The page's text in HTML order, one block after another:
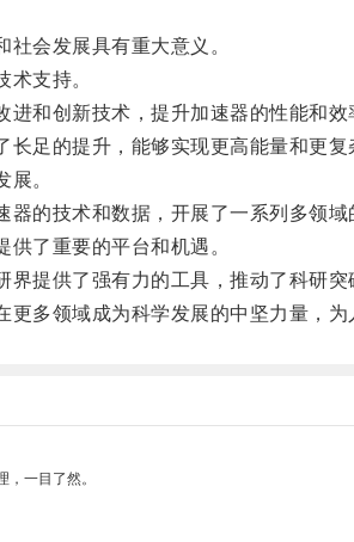
会发展具有重大意义。
支持。
和创新技术，提升加速器的性能和效
的提升，能够实现更高能量和更复
。
技术和数据，开展了一系列多领域
了重要的平台和机遇。
供了强有力的工具，推动了科研突
领域成为科学发展的中坚力量，为
一目了然。